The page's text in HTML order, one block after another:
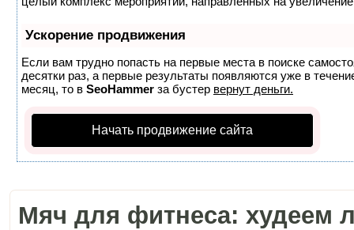
Ускорение продвижения
Если вам трудно попасть на первые места в поиске
десятки раз, а первые результаты появляются уже в
месяц, то в SeoHammer за бустер вернут деньги.
Начать продвижение сайта
Мяч для фитнеса: худеем